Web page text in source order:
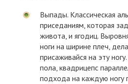
Выпады. Классическая
приседаниям, которая
живота, и ягодиц.
ноги на ширине плеч,
присаживайся на эту
пола, квадрицепс
подхода на каждую ногу